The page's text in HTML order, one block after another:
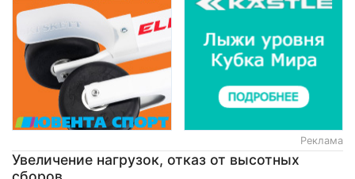
Реклама
Увеличение нагрузок, отказ от высотных